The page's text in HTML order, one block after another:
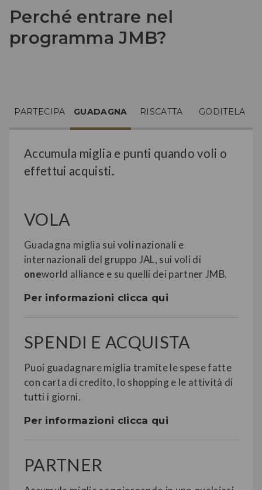
Perché entrare nel
programma JMB?
PARTECIPA GUADAGNA RISCATTA GODITELA
Accumula miglia e punti quando voli o
effettui acquisti.
VOLA
Guadagna miglia sui voli nazionali e
internazionali del gruppo JAL, sui voli di
oneworld alliance e su quelli dei partner JMB.
Per informazioni clicca qui
SPENDI E ACQUISTA
Puoi guadagnare miglia tramite le spese fatte
con carta di credito, lo shopping e le attività di
tutti i giorni.
Per informazioni clicca qui
PARTNER